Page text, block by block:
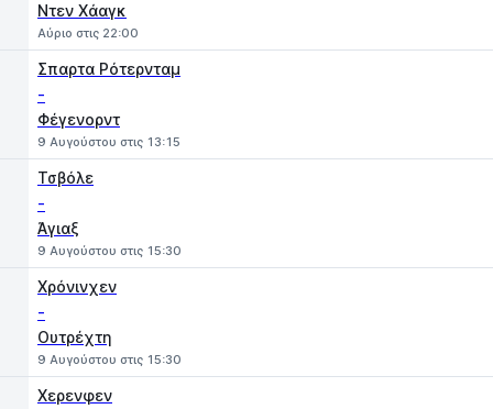
Ντεν Χάαγκ
Αύριο στις 22:00
Σπαρτα Ρότερνταμ
-
Φέγενορντ
9 Αυγούστου στις 13:15
Τσβόλε
-
Άγιαξ
9 Αυγούστου στις 15:30
Χρόνινχεν
-
Ουτρέχτη
9 Αυγούστου στις 15:30
Χερενφεν